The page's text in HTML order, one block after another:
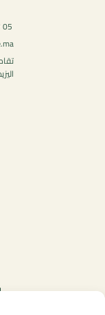
05 37 75 61 62 - 05 37 75 88 53